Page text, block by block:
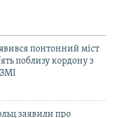
понтонний міст
поблизу кордону з
заявили про